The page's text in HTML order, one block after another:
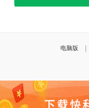
电脑版 |